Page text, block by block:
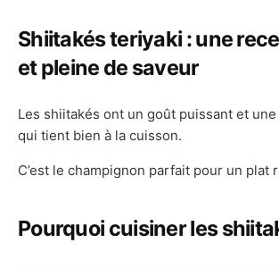
Shiitakés teriyaki : une
et pleine de saveur
Les shiitakés ont un goût puissant et
qui tient bien à la cuisson.
C’est le champignon parfait pour un plat
Pourquoi cuisiner les